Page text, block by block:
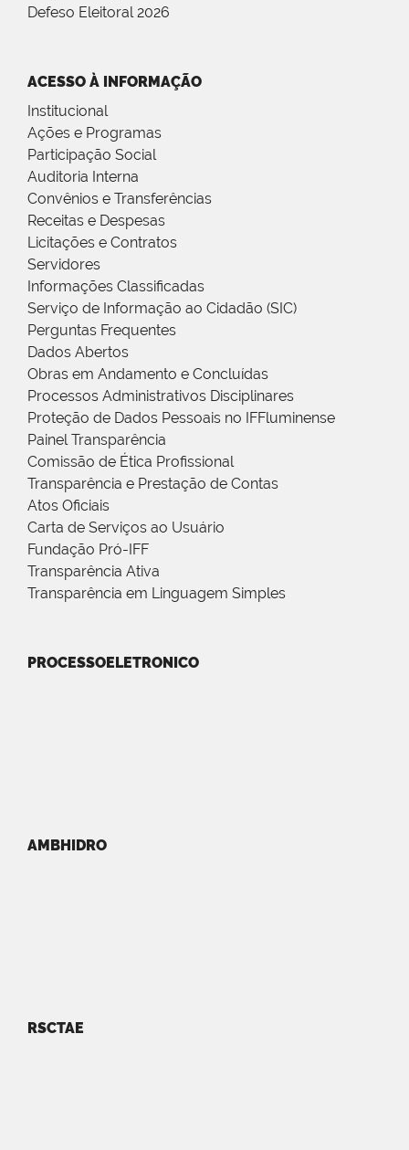
Defeso Eleitoral 2026
ACESSO À INFORMAÇÃO
Institucional
Ações e Programas
Participação Social
Auditoria Interna
Convênios e Transferências
Receitas e Despesas
Licitações e Contratos
Servidores
Informações Classificadas
Serviço de Informação ao Cidadão (SIC)
Perguntas Frequentes
Dados Abertos
Obras em Andamento e Concluídas
Processos Administrativos Disciplinares
Proteção de Dados Pessoais no IFFluminense
Painel Transparência
Comissão de Ética Profissional
Transparência e Prestação de Contas
Atos Oficiais
Carta de Serviços ao Usuário
Fundação Pró-IFF
Transparência Ativa
Transparência em Linguagem Simples
PROCESSOELETRONICO
AMBHIDRO
RSCTAE